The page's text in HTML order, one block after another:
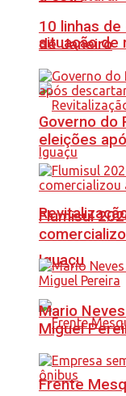
situação de
Iguaçu
Frente
10 linhas
de Janeiro
Governo do
eleições
Flumisul
Mario
Miguel